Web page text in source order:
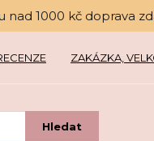
1000 kč doprava
ZAKÁZKA,
Hledat